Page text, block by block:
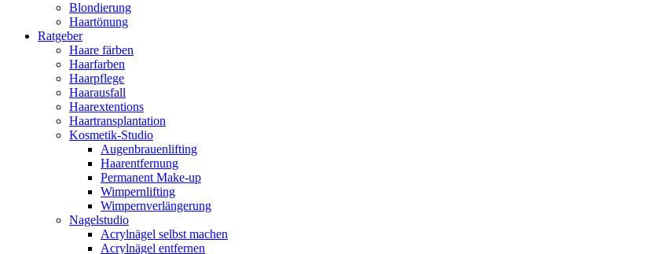
Blondierung
Haartönung
Ratgeber
Haare färben
Haarfarben
Haarpflege
Haarausfall
Haarextentions
Haartransplantation
Kosmetik-Studio
Augenbrauenlifting
Haarentfernung
Permanent Make-up
Wimpernlifting
Wimpernverlängerung
Nagelstudio
Acrylnägel selbst machen
Acrylnägel entfernen